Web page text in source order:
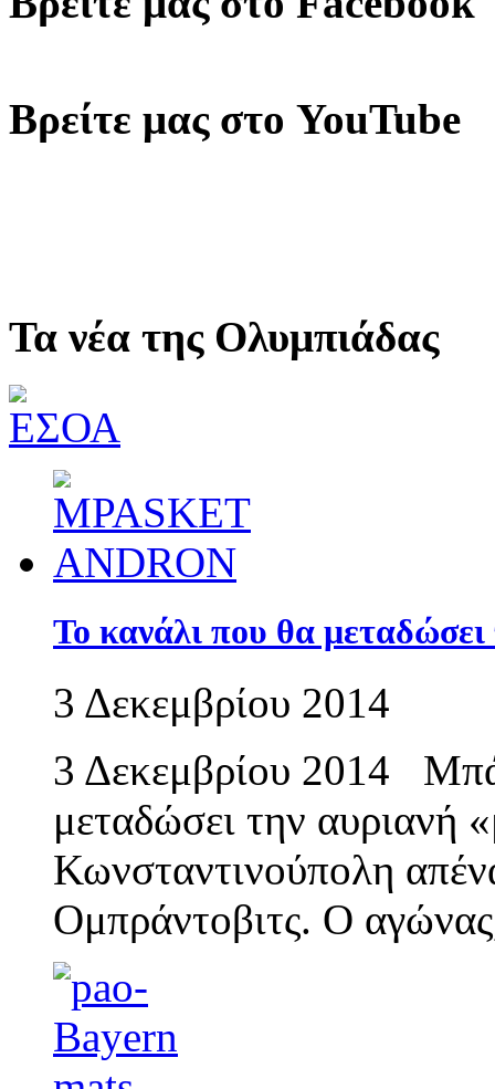
Βρείτε μας στο YouTube
Τα νέα της Ολυμπιάδας
Το κανάλι που θα
3 Δεκεμβρίου 2014
3 Δεκεμβρίου 2014
μεταδώσει την αυριανή
Κωνσταντινούπολη
Ομπράντοβιτς. Ο